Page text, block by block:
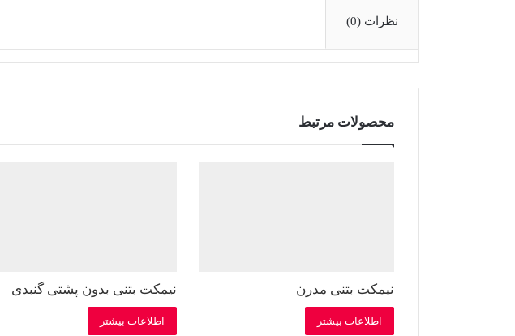
نظرات (0)
محصولات مرتبط
نیمکت بتنی مدرن
اطلاعات بیشتر
نیمکت بتنی بدون پشتی گنبدی
اطلاعات بیشتر